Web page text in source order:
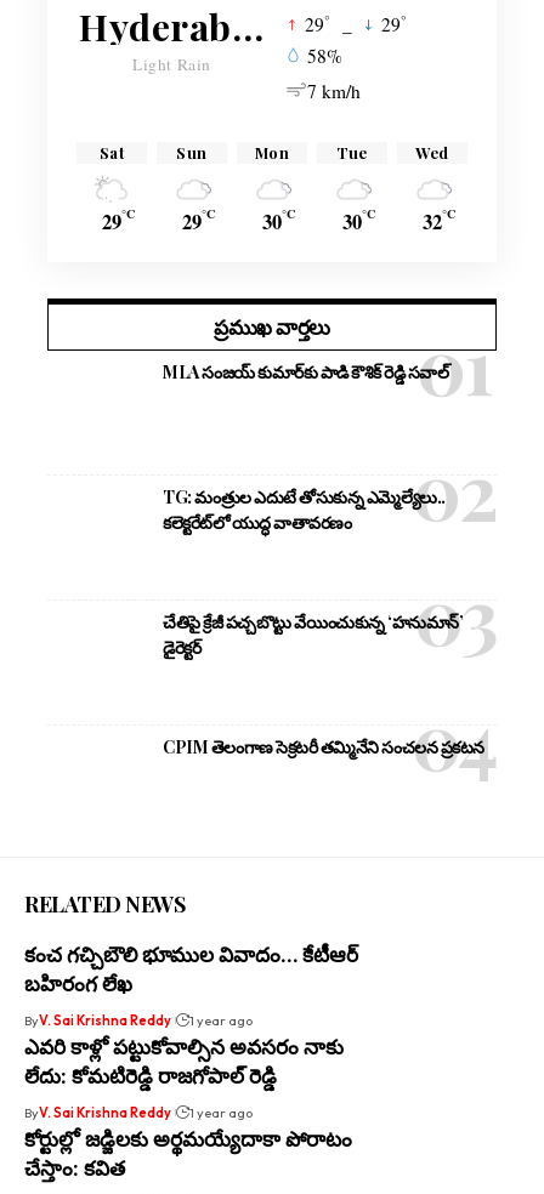
Hyderabad
Light Rain
29° 29°
58%
7 km/h
Sat
29°C
Sun
29°C
Mon
30°C
Tue
30°C
Wed
32°C
ప్రముఖ వార్తలు
MLA సంజయ్ కుమార్‌కు పాడి కౌశిక్ రెడ్డి సవాల్
TG: మంత్రుల ఎదుటే తోసుకున్న ఎమ్మెల్యేలు..
కలెక్టరేట్‌లో యుద్ధ వాతావరణం
చేతిపై క్రేజీ పచ్చబొట్టు వేయించుకున్న ‘హనుమాన్’
డైరెక్టర్
CPIM తెలంగాణ సెక్రటరీ తమ్మినేని సంచలన ప్రకటన
RELATED NEWS
కంచ గచ్చిబౌలి భూముల వివాదం… కేటీఆర్
బహిరంగ లేఖ
ByV. Sai Krishna Reddy 1 year ago
ఎవరి కాళ్లో పట్టుకోవాల్సిన అవసరం నాకు
లేదు: కోమటిరెడ్డి రాజగోపాల్ రెడ్డి
ByV. Sai Krishna Reddy 1 year ago
కోర్టుల్లో జడ్జిలకు అర్థమయ్యేదాకా పోరాటం
చేస్తాం: కవిత